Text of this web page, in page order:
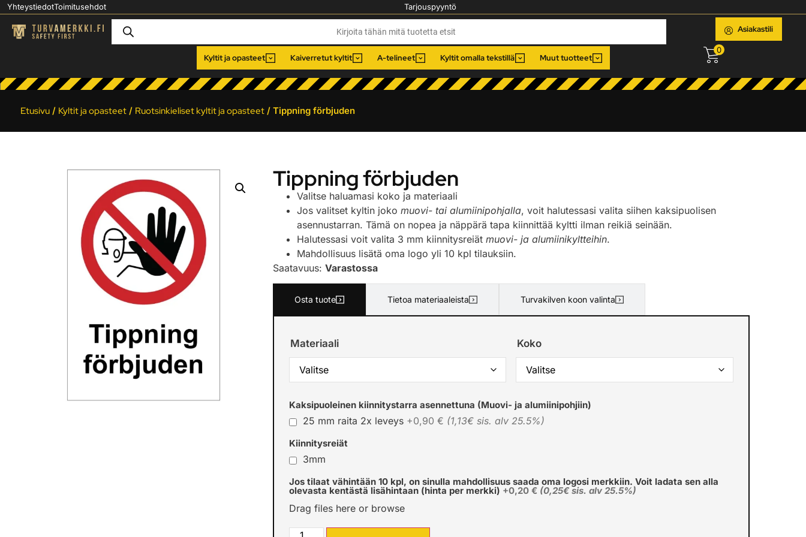
YhteystiedotToimitusehdot Tarjouspyyntö
Kyltit ja opasteet Kaiverretut kyltit A-telineet Kyltit omalla tekstillä Muut tuotteet
Asiakastili
0
Etusivu/ Kyltit ja opasteet/ Ruotsinkieliset kyltit ja opasteet/ Tippning förbjuden
Tippning förbjuden
Valitse haluamasi koko ja materiaali
Jos valitset kyltin joko muovi- tai alumiinipohjalla, voit halutessasi valita siihen kaksipuolisen
asennustarran. Tämä on nopea ja näppärä tapa kiinnittää kyltti ilman reikiä seinään.
Halutessasi voit valita 3 mm kiinnitysreiät muovi- ja alumiinikyltteihin.
Mahdollisuus lisätä oma logo yli 10 kpl tilauksiin.
Saatavuus: Varastossa
Osta tuote Tietoa materiaaleista Turvakilven koon valinta
Materiaali Koko
Kaksipuoleinen kiinnitystarra asennettuna (Muovi- ja alumiinipohjiin)
25 mm raita 2x leveys +0,90 € (1,13€ sis. alv 25.5%)
Kiinnitysreiät
3mm
Jos tilaat vähintään 10 kpl, on sinulla mahdollisuus saada oma logosi merkkiin. Voit ladata sen alla
olevasta kentästä lisähintaan (hinta per merkki) +0,20 € (0,25€ sis. alv 25.5%)
Drag files here or browse